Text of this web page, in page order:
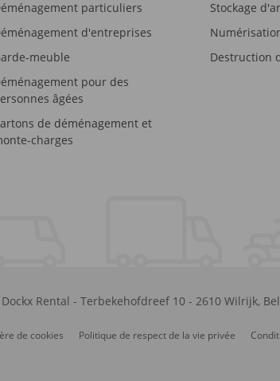
particuliers
d'entreprises
meuble
pour des
âgées
de déménagement et
charges
Stockage
Destruction
Dockx Rental - Terbekehofdreef 10- 2610 Wilrijk,
de cookies Politique de respect de la vie privée